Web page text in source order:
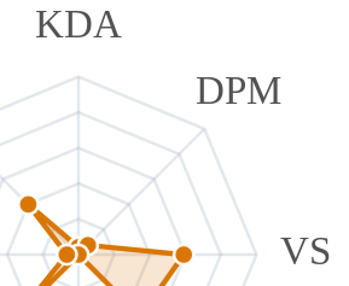
KDA
DPM
VS